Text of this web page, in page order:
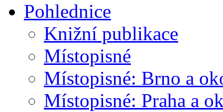
Pohlednice
Knižní publikace
Místopisné
Místopisné: Brno a
Místopisné: Praha a